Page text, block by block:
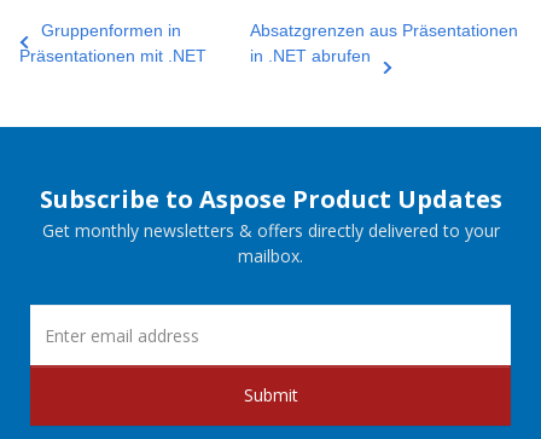
Gruppenformen in
Präsentationen mit .NET
Absatzgrenzen aus Präsentationen
in .NET abrufen
Subscribe to Aspose Product Updates
Get monthly newsletters & offers directly delivered to your
mailbox.
Submit